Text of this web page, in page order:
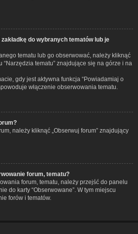
do wybranych tematów lub je
tematu lub go obserwować, należy kliknąć
tematu” znajdujące się na górze i na
gdy jest aktywna funkcja “Powiadamiaj o
włączenie obserwowania tematu.
należy kliknąć „Obserwuj forum” znajdujący
forum, tematu?
forum, tematu, należy przejść do panelu
do karty “Obserwowane”. W tym miejscu
forów i tematów.